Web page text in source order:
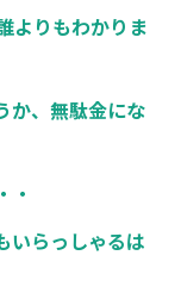
よりもわかりま
か、無駄金にな
・
いらっしゃるは